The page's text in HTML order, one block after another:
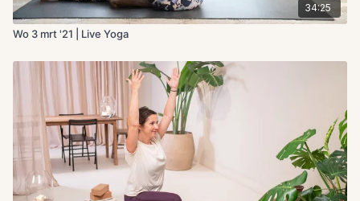
34:25
Wo 3 mrt '21 | Live Yoga